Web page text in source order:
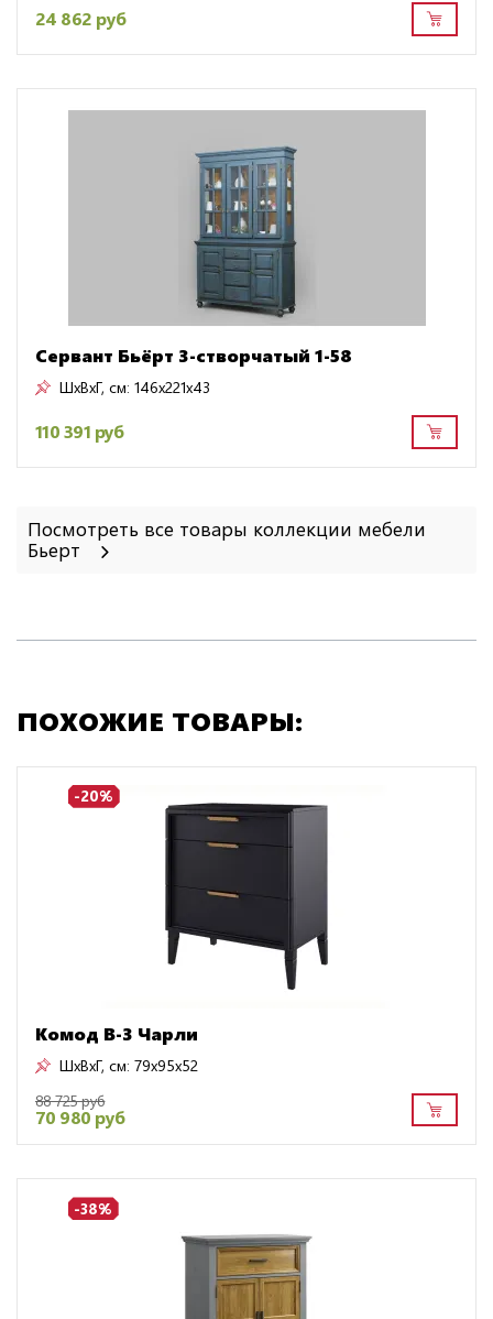
24 862 руб
Сервант Бьёрт 3-створчатый 1-58
ШxВxГ, см: 146x221x43
110 391 руб
Посмотреть все товары коллекции мебели
Бьерт
ПОХОЖИЕ ТОВАРЫ:
-20%
Комод B-3 Чарли
ШxВxГ, см: 79x95x52
88 725 руб
70 980 руб
-38%